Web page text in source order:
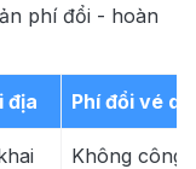
phí đổi - hoàn
địa Phí đổi vé
Không công